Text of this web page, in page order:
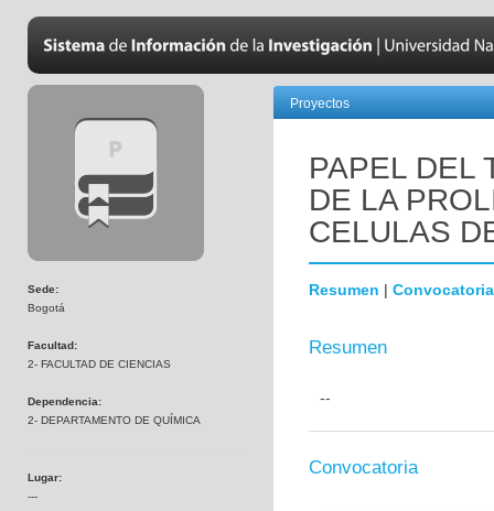
Sede:
Bogotá
Facultad:
2- FACULTAD DE CIENCIAS
Dependencia:
2- DEPARTAMENTO DE QUÍMICA
Lugar:
---
Proyectos
PAPEL DEL
DE LA
CELULAS
Resumen | Convocatoria
Resumen
--
Convocatoria